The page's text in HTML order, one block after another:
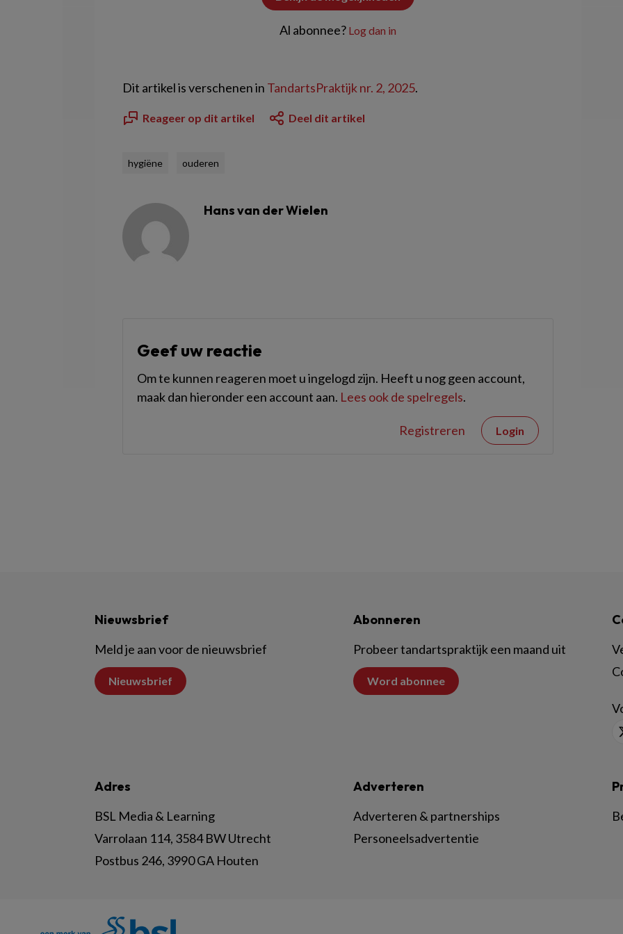
Al abonnee? Log dan in
Dit artikel is verschenen in TandartsPraktijk nr. 2, 2025.
Reageer op dit artikel Deel dit artikel
hygiëne ouderen
Hans van der Wielen
Geef uw reactie
Om te kunnen reageren moet u ingelogd zijn. Heeft u nog geen account,
maak dan hieronder een account aan. Lees ook de spelregels.
Registreren Login
Nieuwsbrief
Meld je aan voor de nieuwsbrief
Nieuwsbrief
Abonneren
Probeer tandartspraktijk een maand uit
Word abonnee
Adres
BSL Media & Learning
Varrolaan 114, 3584 BW Utrecht
Postbus 246, 3990 GA Houten
Adverteren
Adverteren & partnerships
Personeelsadvertentie